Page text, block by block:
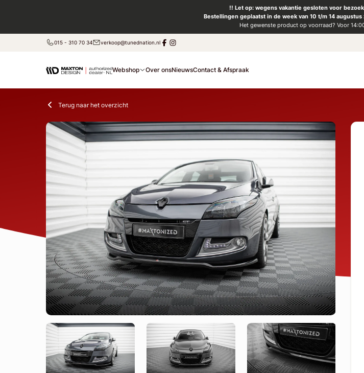
!! Let op: wegens vakantie gesloten voor
Bestellingen geplaatst in de week van 10 t/m 14
Het gewenste product op voorraad? Voor
015 - 310 70 34 verkoop@tunednation.nl
Webshop Over onsNieuwsContact & Afspraak
Terug naar het overzicht